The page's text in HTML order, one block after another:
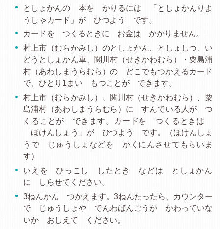
としょかんの 本を かりるには 「としょかんりよ
うしゃカード」が ひつよう です。
カードを つくるときに お金は かかりません。
村上市（むらかみし）のとしょかん、としょしつ、い
どうとしょかん車、関川村（せきかわむら）・粟島浦
村（あわしまうらむら）の どこでもつかえるカード
で、ひとり1まい もつことが できます。
村上市（むらかみし）、関川村（せきかわむら）、粟
島浦村（あわしまうらむら）に すんでいる人が つ
くることが できます。カードを つくるときは
「ほけんしょう」が ひつよう です。（ほけんしょ
うで じゅうしょなどを かくにんさせてもらいま
す）
いえを ひっこし したとき などは としょかん
に しらせてください。
3ねんかん つかえます。3ねんたったら、カウンター
で じゅうしょや でんわばんごうが かわっていな
いか おしえて ください。